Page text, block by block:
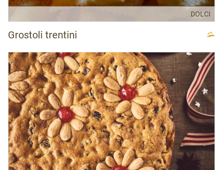
DOLCI
Grostoli trentini